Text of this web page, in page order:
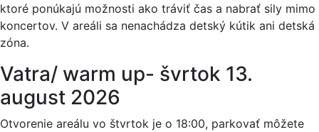
ktoré ponúkajú možnosti ako tráviť čas a nabrať sily mimo
koncertov. V areáli sa nenachádza detský kútik ani detská
zóna.
Vatra/ warm up- švrtok 13.
august 2026
Otvorenie areálu vo štvrtok je o 18:00, parkovať môžete